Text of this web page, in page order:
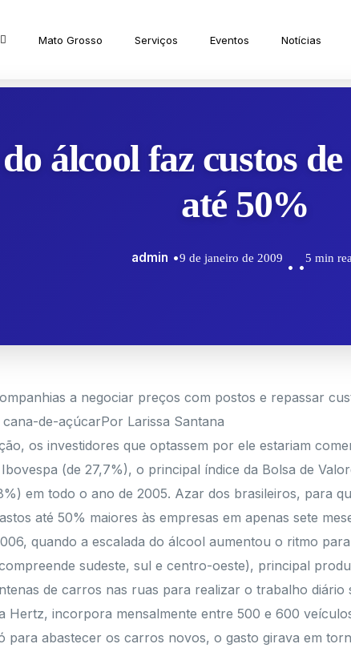
Mato Grosso Serviços Eventos Notícias
álcool faz custos
até 50%
admin 9 de janeiro de 2009 5 min
a negociar preços com postos e repassar
de-açúcarPor Larissa Santana
os investidores que optassem por ele estariam
(de 27,7%), o principal índice da Bolsa de
em todo o ano de 2005. Azar dos brasileiros, para
até 50% maiores às empresas em apenas sete
quando a escalada do álcool aumentou o ritmo
sudeste, sul e centro-oeste), principal
de carros nas ruas para realizar o trabalho diário
Hertz, incorpora mensalmente entre 500 e 600
para abastecer os carros novos, o gasto girava em